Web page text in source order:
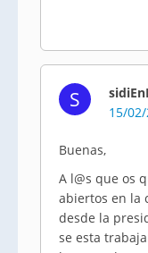
S
15/
Buenas,
A l@s que os
abiertos en la
desde la
se esta